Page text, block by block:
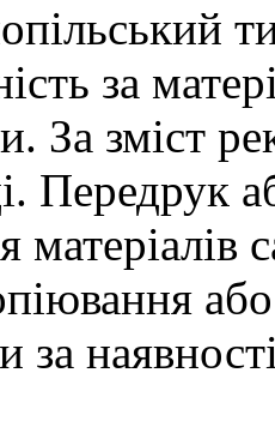
за
За зміст
Передрук
матеріалів
за